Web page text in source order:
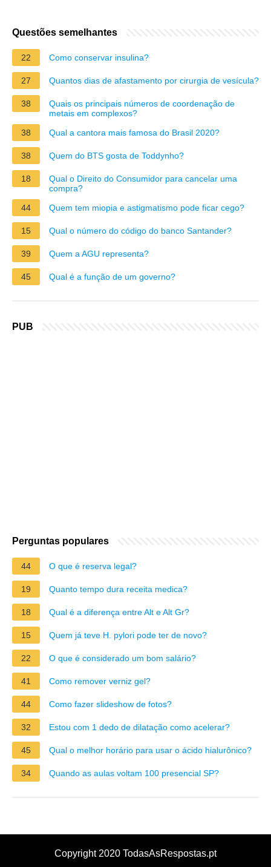
Questões semelhantes
22 Como conservar insulina?
27 Quantos dias de afastamento por cirurgia de vesícula?
38
Quais os principais números de coordenação de
metais em complexos?
38
Qual a cantora mais famosa do Brasil 2020?
38 Quem do BTS gosta de Toddynho?
18
Qual o Direito do Consumidor para cancelar uma
compra?
44
Quem tem miopia e astigmatismo pode ficar cego?
15 Qual o número do código do banco Santander?
39 Quem a AGU representa?
45 Qual é a função de um governo?
PUB
Perguntas populares
44 O que é reserva legal?
19 Quanto tempo dura receita medica?
18 Qual é a diferença entre Alt e Alt Gr?
15 Quem já teve H. pylori pode ter de novo?
22 O que é considerado um bom salário?
41 Como remover verniz gel?
44 Como fazer slideshow de fotos?
32 Estou com 1 dedo de dilatação como acelerar?
45 Qual o melhor horário para usar o ácido hialurônico?
34 Quando as aulas voltam 100 presencial SP?
Copyright 2020 TodasAsRespostas.pt